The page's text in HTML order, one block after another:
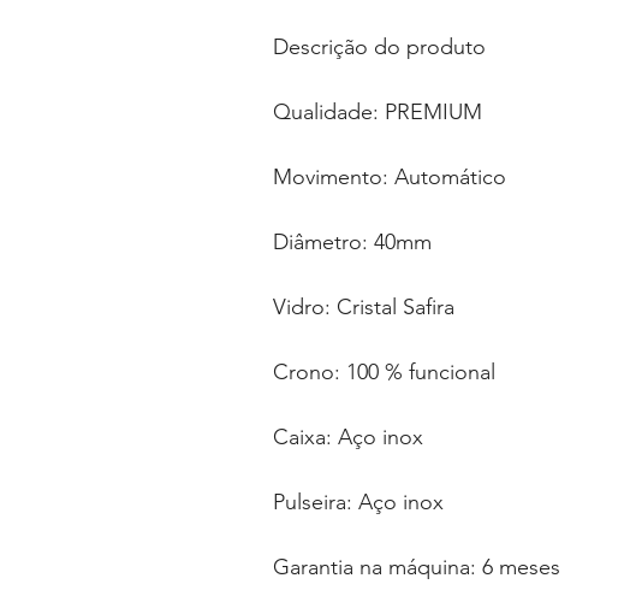
Descrição do produto
Qualidade: PREMIUM
Movimento: Automático
Diâmetro: 40mm
Vidro: Cristal Safira
Crono: 100 % funcional
Caixa: Aço inox
Pulseira: Aço inox
Garantia na máquina: 6 meses